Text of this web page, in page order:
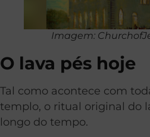
Imagem:
O lava pés hoje
Tal como acontece com
templo, o ritual original do
longo do tempo.